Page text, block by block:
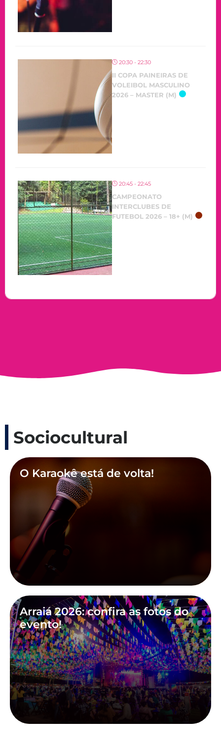
20:30 - 22:30
II COPA PAINEIRAS DE
VOLEIBOL MASCULINO
2026 – MASTER (M)
20:45 - 22:45
CAMPEONATO
INTERCLUBES DE
FUTEBOL 2026 – 18+ (M)
Sociocultural
O Karaokê está de volta!
Arraiá 2026: confira as fotos do
evento!